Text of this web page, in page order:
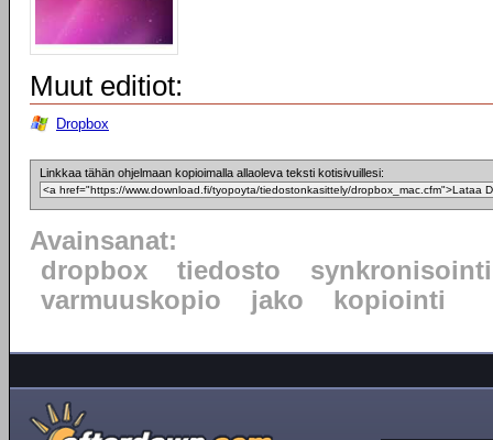
Muut editiot:
Dropbox
Linkkaa tähän ohjelmaan kopioimalla allaoleva teksti kotisivuillesi:
Avainsanat:
dropbox
tiedosto
synkronisointi
varmuuskopio
jako kopiointi